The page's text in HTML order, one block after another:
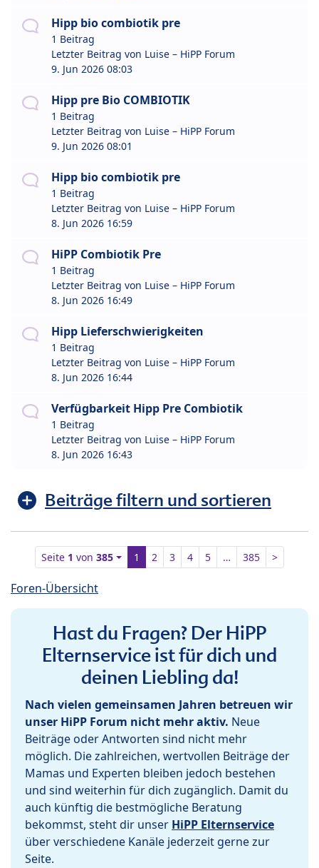
Hipp bio combiotik pre
1 Beitrag
Letzter Beitrag von Luise – HiPP Forum
9. Jun 2026 08:03
Hipp pre Bio COMBIOTIK
1 Beitrag
Letzter Beitrag von Luise – HiPP Forum
9. Jun 2026 08:01
Hipp bio combiotik pre
1 Beitrag
Letzter Beitrag von Luise – HiPP Forum
8. Jun 2026 16:59
HiPP Combiotik Pre
1 Beitrag
Letzter Beitrag von Luise – HiPP Forum
8. Jun 2026 16:49
Hipp Lieferschwierigkeiten
1 Beitrag
Letzter Beitrag von Luise – HiPP Forum
8. Jun 2026 16:44
Verfügbarkeit Hipp Pre Combiotik
1 Beitrag
Letzter Beitrag von Luise – HiPP Forum
8. Jun 2026 16:43
Beiträge filtern und sortieren
Seite 1 von385 1 2 3 4 5 … 385 >
Foren-Übersicht
Hast du Fragen? Der HiPP
Elternservice ist für dich und
deinen Liebling da!
Nach vielen gemeinsamen Jahren betreuen wir
unser HiPP Forum nicht mehr aktiv. Neue
Beiträge oder Antworten sind nicht mehr
möglich. Die zahlreichen, wertvollen Beiträge der
Mamas und Experten bleiben jedoch bestehen
und sind weiterhin für dich zugänglich. Damit du
auch künftig die bestmögliche Beratung
bekommst, steht dir unser HiPP Elternservice
über verschiedene Kanäle jederzeit gerne zur
Seite.